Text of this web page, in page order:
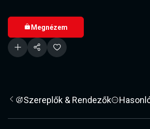
Megnézem
Szereplők & Rendezők